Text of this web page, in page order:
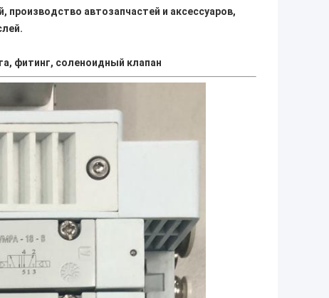
автозапчастей и аксессуаров,
фитинг, соленоидный клапан